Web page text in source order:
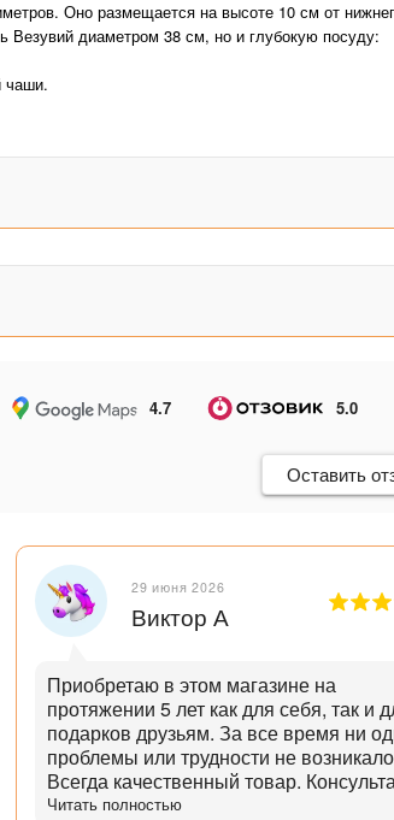
Оно размещается на высоте 10 см от
Везувий диаметром 38 см, но и глубокую посуду:
чаши.
4.7 5.0
Оставить
29 июня 2026
Виктор А
Приобретаю в этом магазине на
протяжении 5 лет как для себя, так и
подарков друзьям. За все время ни одной
проблемы или трудности не
Всегда качественный товар.
помогает с выбором и советами.
Читать полностью